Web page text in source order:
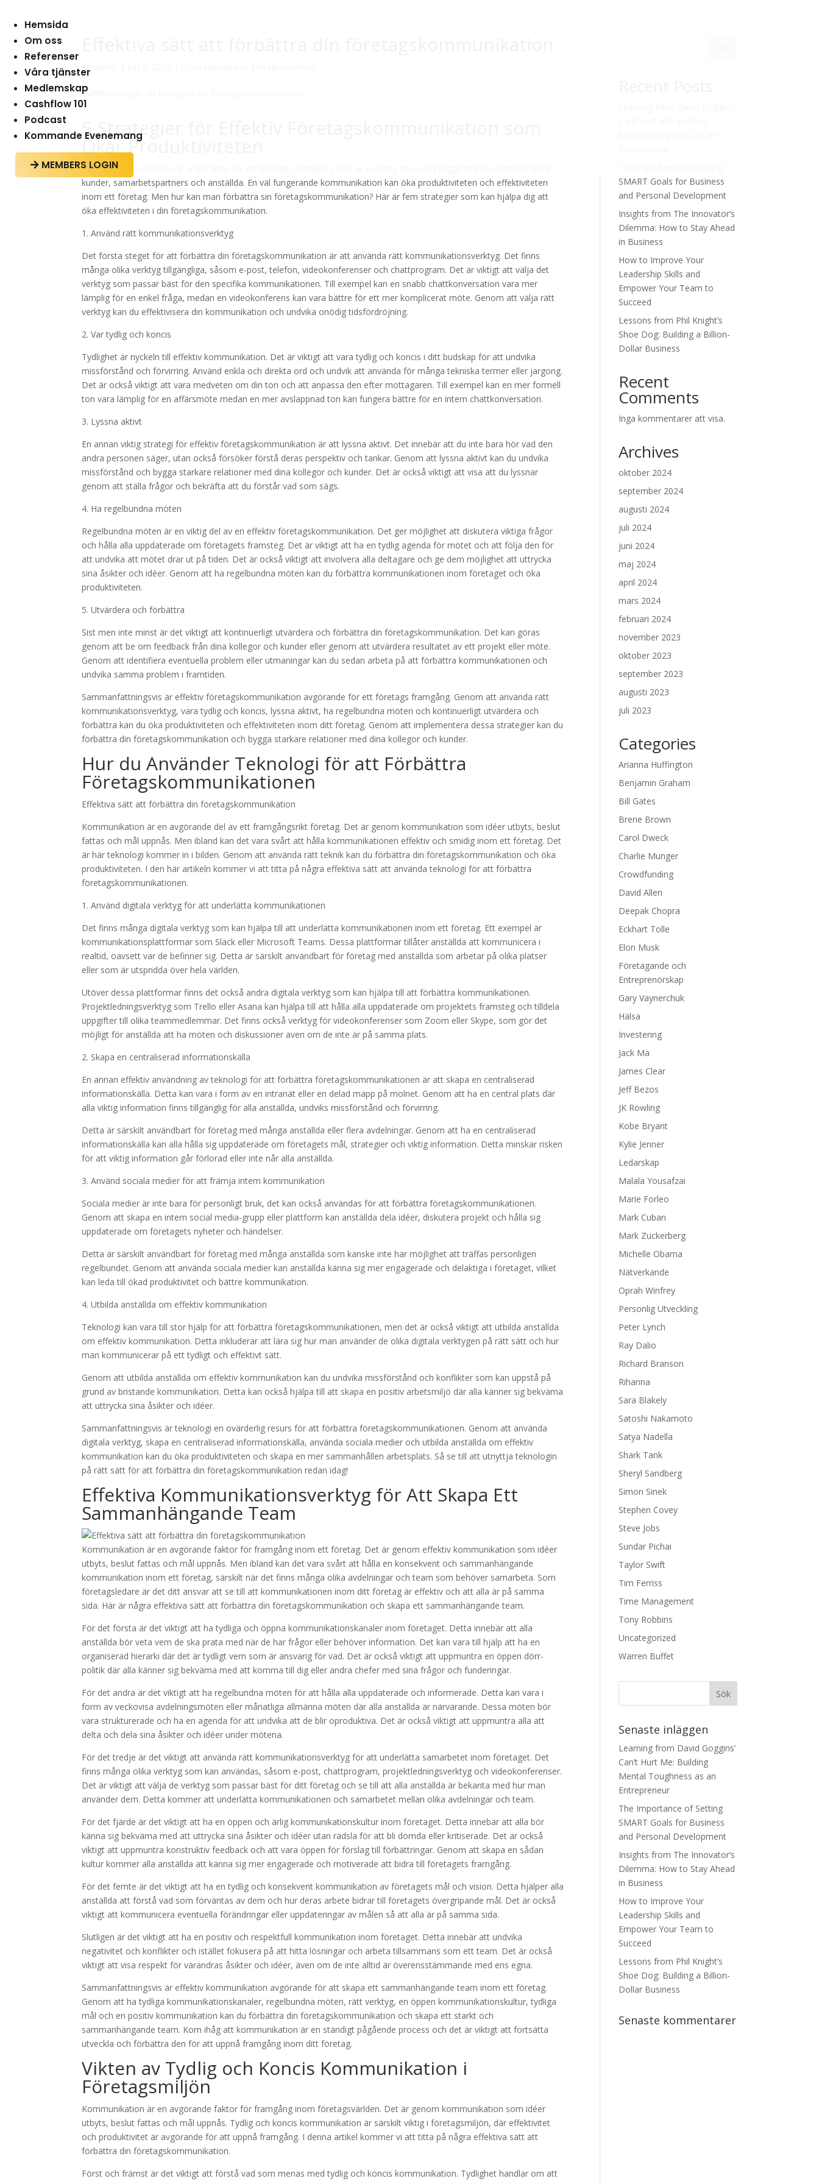
Hemsida
Om oss
Referenser
Våra tjänster
Medlemskap
Cashflow 101
Podcast
Kommande Evenemang
 MEMBERS LOGIN
5 Strategier för Effektiv Företagskommunikation som
Ökar Produktiviteten
Effektiv kommunikation är avgörande för ett företags framgång. Det är en viktig del av att bygga starka relationer med
kunder, samarbetspartners och anställda. En väl fungerande kommunikation kan öka produktiviteten och effektiviteten
inom ett företag. Men hur kan man förbättra sin företagskommunikation? Här är fem strategier som kan hjälpa dig att
öka effektiviteten i din företagskommunikation.
1. Använd rätt kommunikationsverktyg
Det första steget för att förbättra din företagskommunikation är att använda rätt kommunikationsverktyg. Det finns
många olika verktyg tillgängliga, såsom e-post, telefon, videokonferenser och chattprogram. Det är viktigt att välja det
verktyg som passar bäst för den specifika kommunikationen. Till exempel kan en snabb chattkonversation vara mer
lämplig för en enkel fråga, medan en videokonferens kan vara bättre för ett mer komplicerat möte. Genom att välja rätt
verktyg kan du effektivisera din kommunikation och undvika onödig tidsfördröjning.
2. Var tydlig och koncis
Tydlighet är nyckeln till effektiv kommunikation. Det är viktigt att vara tydlig och koncis i ditt budskap för att undvika
missförstånd och förvirring. Använd enkla och direkta ord och undvik att använda för många tekniska termer eller jargong.
Det är också viktigt att vara medveten om din ton och att anpassa den efter mottagaren. Till exempel kan en mer formell
ton vara lämplig för en affärsmöte medan en mer avslappnad ton kan fungera bättre för en intern chattkonversation.
3. Lyssna aktivt
En annan viktig strategi för effektiv företagskommunikation är att lyssna aktivt. Det innebär att du inte bara hör vad den
andra personen säger, utan också försöker förstå deras perspektiv och tankar. Genom att lyssna aktivt kan du undvika
missförstånd och bygga starkare relationer med dina kollegor och kunder. Det är också viktigt att visa att du lyssnar
genom att ställa frågor och bekräfta att du förstår vad som sägs.
4. Ha regelbundna möten
Regelbundna möten är en viktig del av en effektiv företagskommunikation. Det ger möjlighet att diskutera viktiga frågor
och hålla alla uppdaterade om företagets framsteg. Det är viktigt att ha en tydlig agenda för mötet och att följa den för
att undvika att mötet drar ut på tiden. Det är också viktigt att involvera alla deltagare och ge dem möjlighet att uttrycka
sina åsikter och idéer. Genom att ha regelbundna möten kan du förbättra kommunikationen inom företaget och öka
produktiviteten.
5. Utvärdera och förbättra
Sist men inte minst är det viktigt att kontinuerligt utvärdera och förbättra din företagskommunikation. Det kan göras
genom att be om feedback från dina kollegor och kunder eller genom att utvärdera resultatet av ett projekt eller möte.
Genom att identifiera eventuella problem eller utmaningar kan du sedan arbeta på att förbättra kommunikationen och
undvika samma problem i framtiden.
Sammanfattningsvis är effektiv företagskommunikation avgörande för ett företags framgång. Genom att använda rätt
kommunikationsverktyg, vara tydlig och koncis, lyssna aktivt, ha regelbundna möten och kontinuerligt utvärdera och
förbättra kan du öka produktiviteten och effektiviteten inom ditt företag. Genom att implementera dessa strategier kan du
förbättra din företagskommunikation och bygga starkare relationer med dina kollegor och kunder.
Hur du Använder Teknologi för att Förbättra
Företagskommunikationen
Effektiva sätt att förbättra din företagskommunikation
Kommunikation är en avgörande del av ett framgångsrikt företag. Det är genom kommunikation som idéer utbyts, beslut
fattas och mål uppnås. Men ibland kan det vara svårt att hålla kommunikationen effektiv och smidig inom ett företag. Det
är här teknologi kommer in i bilden. Genom att använda rätt teknik kan du förbättra din företagskommunikation och öka
produktiviteten. I den här artikeln kommer vi att titta på några effektiva sätt att använda teknologi för att förbättra
företagskommunikationen.
1. Använd digitala verktyg för att underlätta kommunikationen
Det finns många digitala verktyg som kan hjälpa till att underlätta kommunikationen inom ett företag. Ett exempel är
kommunikationsplattformar som Slack eller Microsoft Teams. Dessa plattformar tillåter anställda att kommunicera i
realtid, oavsett var de befinner sig. Detta är särskilt användbart för företag med anställda som arbetar på olika platser
eller som är utspridda över hela världen.
Utöver dessa plattformar finns det också andra digitala verktyg som kan hjälpa till att förbättra kommunikationen.
Projektledningsverktyg som Trello eller Asana kan hjälpa till att hålla alla uppdaterade om projektets framsteg och tilldela
uppgifter till olika teammedlemmar. Det finns också verktyg för videokonferenser som Zoom eller Skype, som gör det
möjligt för anställda att ha möten och diskussioner även om de inte är på samma plats.
2. Skapa en centraliserad informationskälla
En annan effektiv användning av teknologi för att förbättra företagskommunikationen är att skapa en centraliserad
informationskälla. Detta kan vara i form av en intranät eller en delad mapp på molnet. Genom att ha en central plats där
alla viktig information finns tillgänglig för alla anställda, undviks missförstånd och förvirring.
Detta är särskilt användbart för företag med många anställda eller flera avdelningar. Genom att ha en centraliserad
informationskälla kan alla hålla sig uppdaterade om företagets mål, strategier och viktig information. Detta minskar risken
för att viktig information går förlorad eller inte når alla anställda.
3. Använd sociala medier för att främja intern kommunikation
Sociala medier är inte bara för personligt bruk, det kan också användas för att förbättra företagskommunikationen.
Genom att skapa en intern social media-grupp eller plattform kan anställda dela idéer, diskutera projekt och hålla sig
uppdaterade om företagets nyheter och händelser.
Detta är särskilt användbart för företag med många anställda som kanske inte har möjlighet att träffas personligen
regelbundet. Genom att använda sociala medier kan anställda känna sig mer engagerade och delaktiga i företaget, vilket
kan leda till ökad produktivitet och bättre kommunikation.
4. Utbilda anställda om effektiv kommunikation
Teknologi kan vara till stor hjälp för att förbättra företagskommunikationen, men det är också viktigt att utbilda anställda
om effektiv kommunikation. Detta inkluderar att lära sig hur man använder de olika digitala verktygen på rätt sätt och hur
man kommunicerar på ett tydligt och effektivt sätt.
Genom att utbilda anställda om effektiv kommunikation kan du undvika missförstånd och konflikter som kan uppstå på
grund av bristande kommunikation. Detta kan också hjälpa till att skapa en positiv arbetsmiljö där alla känner sig bekväma
att uttrycka sina åsikter och idéer.
Sammanfattningsvis är teknologi en ovärderlig resurs för att förbättra företagskommunikationen. Genom att använda
digitala verktyg, skapa en centraliserad informationskälla, använda sociala medier och utbilda anställda om effektiv
kommunikation kan du öka produktiviteten och skapa en mer sammanhållen arbetsplats. Så se till att utnyttja teknologin
på rätt sätt för att förbättra din företagskommunikation redan idag!
Effektiva Kommunikationsverktyg för Att Skapa Ett
Sammanhängande Team
Kommunikation är en avgörande faktor för framgång inom ett företag. Det är genom effektiv kommunikation som idéer
utbyts, beslut fattas och mål uppnås. Men ibland kan det vara svårt att hålla en konsekvent och sammanhängande
kommunikation inom ett företag, särskilt när det finns många olika avdelningar och team som behöver samarbeta. Som
företagsledare är det ditt ansvar att se till att kommunikationen inom ditt företag är effektiv och att alla är på samma
sida. Här är några effektiva sätt att förbättra din företagskommunikation och skapa ett sammanhängande team.
För det första är det viktigt att ha tydliga och öppna kommunikationskanaler inom företaget. Detta innebär att alla
anställda bör veta vem de ska prata med när de har frågor eller behöver information. Det kan vara till hjälp att ha en
organiserad hierarki där det är tydligt vem som är ansvarig för vad. Det är också viktigt att uppmuntra en öppen dörr-
politik där alla känner sig bekväma med att komma till dig eller andra chefer med sina frågor och funderingar.
För det andra är det viktigt att ha regelbundna möten för att hålla alla uppdaterade och informerade. Detta kan vara i
form av veckovisa avdelningsmöten eller månatliga allmänna möten där alla anställda är närvarande. Dessa möten bör
vara strukturerade och ha en agenda för att undvika att de blir oproduktiva. Det är också viktigt att uppmuntra alla att
delta och dela sina åsikter och idéer under mötena.
För det tredje är det viktigt att använda rätt kommunikationsverktyg för att underlätta samarbetet inom företaget. Det
finns många olika verktyg som kan användas, såsom e-post, chattprogram, projektledningsverktyg och videokonferenser.
Det är viktigt att välja de verktyg som passar bäst för ditt företag och se till att alla anställda är bekanta med hur man
använder dem. Detta kommer att underlätta kommunikationen och samarbetet mellan olika avdelningar och team.
För det fjärde är det viktigt att ha en öppen och ärlig kommunikationskultur inom företaget. Detta innebär att alla bör
känna sig bekväma med att uttrycka sina åsikter och idéer utan rädsla för att bli dömda eller kritiserade. Det är också
viktigt att uppmuntra konstruktiv feedback och att vara öppen för förslag till förbättringar. Genom att skapa en sådan
kultur kommer alla anställda att känna sig mer engagerade och motiverade att bidra till företagets framgång.
För det femte är det viktigt att ha en tydlig och konsekvent kommunikation av företagets mål och vision. Detta hjälper alla
anställda att förstå vad som förväntas av dem och hur deras arbete bidrar till företagets övergripande mål. Det är också
viktigt att kommunicera eventuella förändringar eller uppdateringar av målen så att alla är på samma sida.
Slutligen är det viktigt att ha en positiv och respektfull kommunikation inom företaget. Detta innebär att undvika
negativitet och konflikter och istället fokusera på att hitta lösningar och arbeta tillsammans som ett team. Det är också
viktigt att visa respekt för varandras åsikter och idéer, även om de inte alltid är överensstämmande med ens egna.
Sammanfattningsvis är effektiv kommunikation avgörande för att skapa ett sammanhängande team inom ett företag.
Genom att ha tydliga kommunikationskanaler, regelbundna möten, rätt verktyg, en öppen kommunikationskultur, tydliga
mål och en positiv kommunikation kan du förbättra din företagskommunikation och skapa ett starkt och
sammanhängande team. Kom ihåg att kommunikation är en ständigt pågående process och det är viktigt att fortsätta
utveckla och förbättra den för att uppnå framgång inom ditt företag.
Vikten av Tydlig och Koncis Kommunikation i
Företagsmiljön
Kommunikation är en avgörande faktor för framgång inom företagsvärlden. Det är genom kommunikation som idéer
utbyts, beslut fattas och mål uppnås. Tydlig och koncis kommunikation är särskilt viktig i företagsmiljön, där effektivitet
och produktivitet är avgörande för att uppnå framgång. I denna artikel kommer vi att titta på några effektiva sätt att
förbättra din företagskommunikation.
Först och främst är det viktigt att förstå vad som menas med tydlig och koncis kommunikation. Tydlighet handlar om att
SMART Goals for Business
and Personal Development
Insights from The Innovator’s
Dilemma: How to Stay Ahead
in Business
How to Improve Your
Leadership Skills and
Empower Your Team to
Succeed
Lessons from Phil Knight’s
Shoe Dog: Building a Billion-
Dollar Business
Recent
Comments
Inga kommentarer att visa.
Archives
oktober 2024
september 2024
augusti 2024
juli 2024
juni 2024
maj 2024
april 2024
mars 2024
februari 2024
november 2023
oktober 2023
september 2023
augusti 2023
juli 2023
Categories
Arianna Huffington
Benjamin Graham
Bill Gates
Brene Brown
Carol Dweck
Charlie Munger
Crowdfunding
David Allen
Deepak Chopra
Eckhart Tolle
Elon Musk
Företagande och
Entreprenörskap
Gary Vaynerchuk
Hälsa
Investering
Jack Ma
James Clear
Jeff Bezos
JK Rowling
Kobe Bryant
Kylie Jenner
Ledarskap
Malala Yousafzai
Marie Forleo
Mark Cuban
Mark Zuckerberg
Michelle Obama
Nätverkande
Oprah Winfrey
Personlig Utveckling
Peter Lynch
Ray Dalio
Richard Branson
Rihanna
Sara Blakely
Satoshi Nakamoto
Satya Nadella
Shark Tank
Sheryl Sandberg
Simon Sinek
Stephen Covey
Steve Jobs
Sundar Pichai
Taylor Swift
Tim Ferriss
Time Management
Tony Robbins
Uncategorized
Warren Buffet
Senaste inläggen
Learning from David Goggins’
Can’t Hurt Me: Building
Mental Toughness as an
Entrepreneur
The Importance of Setting
SMART Goals for Business
and Personal Development
Insights from The Innovator’s
Dilemma: How to Stay Ahead
in Business
How to Improve Your
Leadership Skills and
Empower Your Team to
Succeed
Lessons from Phil Knight’s
Shoe Dog: Building a Billion-
Dollar Business
Senaste kommentarer